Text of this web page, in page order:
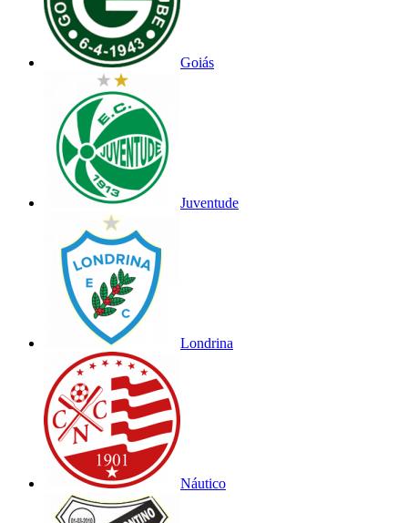
Goiás
Juventude
Londrina
Náutico